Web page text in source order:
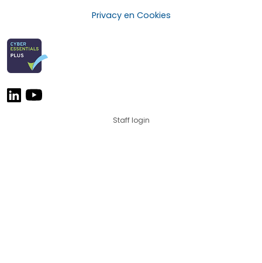
Privacy en Cookies
Staff login